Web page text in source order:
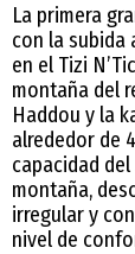
La primera
con la subida
en el Tizi
montaña del
Haddou y la
alrededor de
capacidad
montaña,
irregular y
nivel de